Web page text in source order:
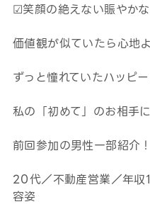
☑笑顔の絶えない賑やか
価値観が似ていたら心地
ずっと憧れていたハッピー
私の「初めて」のお相手
前回参加の男性一部紹介！
20代／不動産営業／年
容姿